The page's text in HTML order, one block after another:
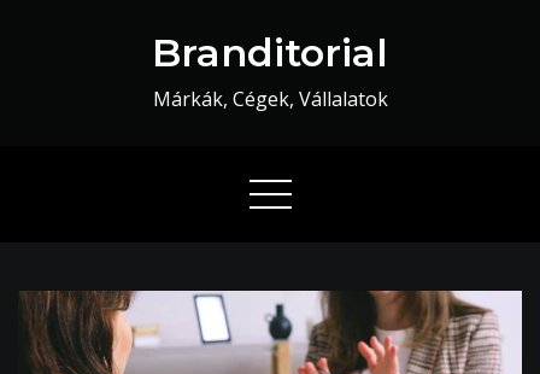
Branditorial
Márkák, Cégek, Vállalatok